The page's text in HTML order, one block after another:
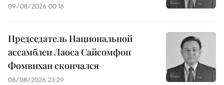
09/08/2026 00:16
Председатель Национальной
ассамблеи Лаоса Сайсомфон
Фомвихан скончался
08/08/2026 23:29